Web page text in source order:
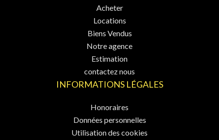
Acheter
Locations
Biens Vendus
Notre agence
Estimation
contactez nous
INFORMATIONS LÉGALES
Honoraires
Données personnelles
Utilisation des cookies